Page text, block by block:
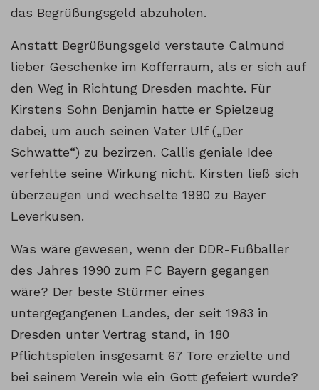
das Begrüßungsgeld abzuholen.
Anstatt Begrüßungsgeld verstaute Calmund
lieber Geschenke im Kofferraum, als er sich auf
den Weg in Richtung Dresden machte. Für
Kirstens Sohn Benjamin hatte er Spielzeug
dabei, um auch seinen Vater Ulf („Der
Schwatte“) zu bezirzen. Callis geniale Idee
verfehlte seine Wirkung nicht. Kirsten ließ sich
überzeugen und wechselte 1990 zu Bayer
Leverkusen.
Was wäre gewesen, wenn der DDR-Fußballer
des Jahres 1990 zum FC Bayern gegangen
wäre? Der beste Stürmer eines
untergegangenen Landes, der seit 1983 in
Dresden unter Vertrag stand, in 180
Pflichtspielen insgesamt 67 Tore erzielte und
bei seinem Verein wie ein Gott gefeiert wurde?